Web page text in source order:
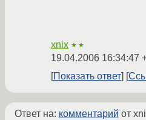
xnix ★★
19.04.2006 16:34:47
Показать ответ
Ответ на: комментарий от